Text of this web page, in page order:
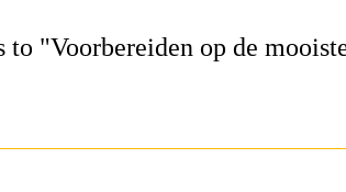
to "Voorbereiden op de